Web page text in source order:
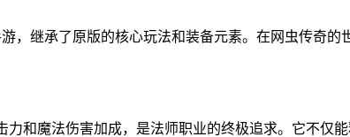
，继承了原版的核心玩法和装备元素。在网虫传奇
和魔法伤害加成，是法师职业的终极追求。它不仅